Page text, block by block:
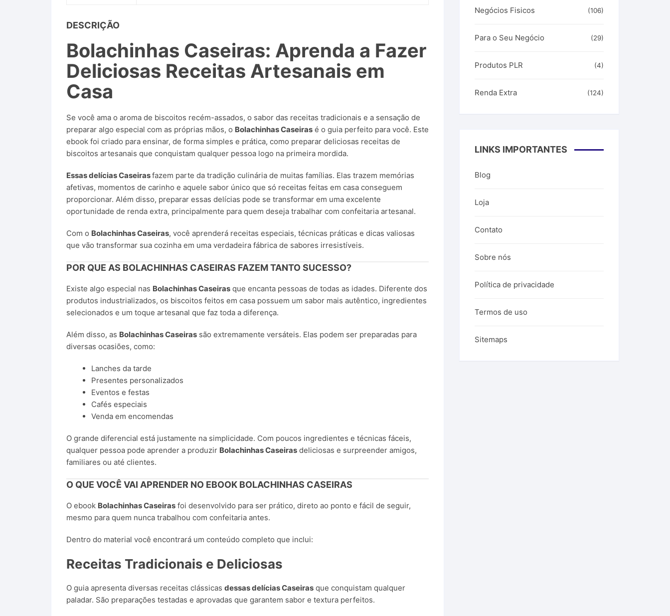
DESCRIÇÃO
Bolachinhas Caseiras: Aprenda a Fazer
Deliciosas Receitas Artesanais em
Casa
Se você ama o aroma de biscoitos recém-assados, o sabor das receitas tradicionais e a sensação de
preparar algo especial com as próprias mãos, o Bolachinhas Caseiras é o guia perfeito para você. Este
ebook foi criado para ensinar, de forma simples e prática, como preparar deliciosas receitas de
biscoitos artesanais que conquistam qualquer pessoa logo na primeira mordida.
Essas delícias Caseirasfazem parte da tradição culinária de muitas famílias. Elas trazem memórias
afetivas, momentos de carinho e aquele sabor único que só receitas feitas em casa conseguem
proporcionar. Além disso, preparar essas delícias pode se transformar em uma excelente
oportunidade de renda extra, principalmente para quem deseja trabalhar com confeitaria artesanal.
Com o Bolachinhas Caseiras, você aprenderá receitas especiais, técnicas práticas e dicas valiosas
que vão transformar sua cozinha em uma verdadeira fábrica de sabores irresistíveis.
POR QUE AS BOLACHINHAS CASEIRAS FAZEM TANTO SUCESSO?
Existe algo especial nas Bolachinhas Caseiras que encanta pessoas de todas as idades. Diferente dos
produtos industrializados, os biscoitos feitos em casa possuem um sabor mais autêntico, ingredientes
selecionados e um toque artesanal que faz toda a diferença.
Além disso, as Bolachinhas Caseiras são extremamente versáteis. Elas podem ser preparadas para
diversas ocasiões, como:
Lanches da tarde
Presentes personalizados
Eventos e festas
Cafés especiais
Venda em encomendas
O grande diferencial está justamente na simplicidade. Com poucos ingredientes e técnicas fáceis,
qualquer pessoa pode aprender a produzir Bolachinhas Caseiras deliciosas e surpreender amigos,
familiares ou até clientes.
O QUE VOCÊ VAI APRENDER NO EBOOK BOLACHINHAS CASEIRAS
O ebook Bolachinhas Caseiras foi desenvolvido para ser prático, direto ao ponto e fácil de seguir,
mesmo para quem nunca trabalhou com confeitaria antes.
Dentro do material você encontrará um conteúdo completo que inclui:
Receitas Tradicionais e Deliciosas
O guia apresenta diversas receitas clássicas dessas delícias Caseiras que conquistam qualquer
paladar. São preparações testadas e aprovadas que garantem sabor e textura perfeitos.
Negócios Fisicos (106)
Para o Seu Negócio (29)
Produtos PLR (4)
Renda Extra (124)
LINKS IMPORTANTES
Blog
Loja
Contato
Sobre nós
Política de privacidade
Termos de uso
Sitemaps